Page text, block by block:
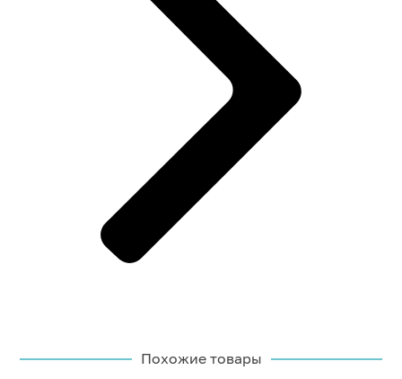
Похожие товары